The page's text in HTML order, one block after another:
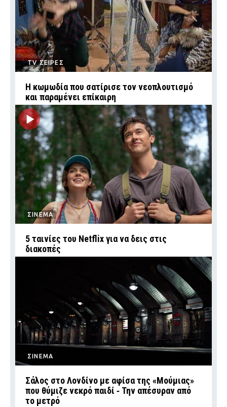
TV ΣΕΙΡΕΣ
Η κωμωδία που σατίρισε τον νεοπλουτισμό
και παραμένει επίκαιρη
ΣΙΝΕΜΑ
5 ταινίες του Netflix για να δεις στις
διακοπές
ΣΙΝΕΜΑ
Σάλος στο Λονδίνο με αφίσα της «Μούμιας»
που θύμιζε νεκρό παιδί ‑ Την απέσυραν από
το μετρό